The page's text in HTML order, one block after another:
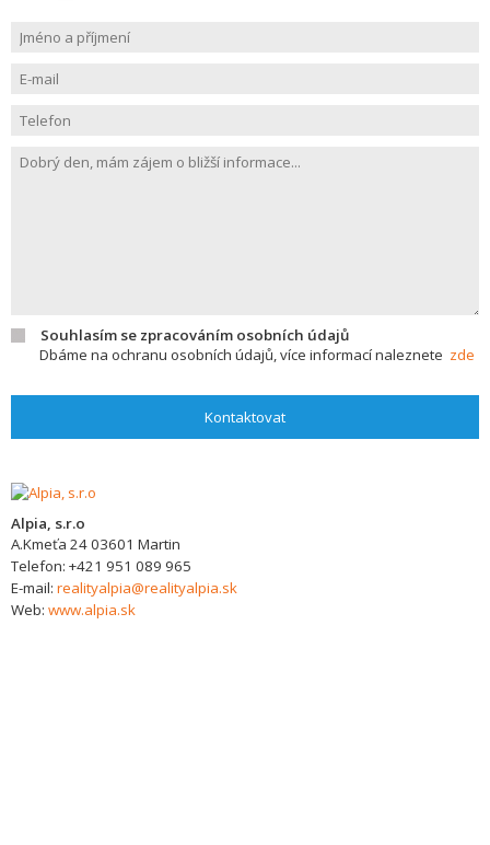
Souhlasím se zpracováním osobních údajů
Dbáme na ochranu osobních údajů, více informací naleznete zde
Kontaktovat
Alpia, s.r.o
A.Kmeťa 2403601 Martin
Telefon: +421 951 089 965
E-mail: realityalpia@realityalpia.sk
Web: www.alpia.sk